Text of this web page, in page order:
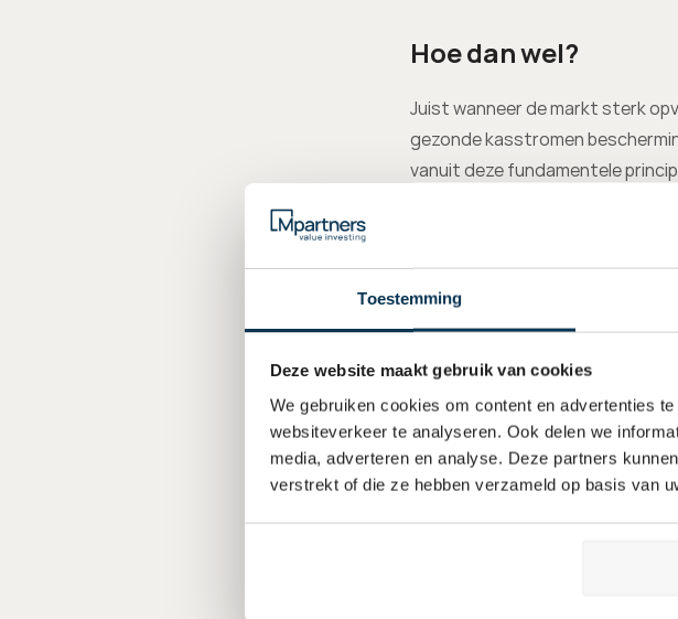
Toestemming
Deze website maakt gebruik van cookies
We gebruiken cookies om content en advertenties
websiteverkeer te analyseren. Ook delen we
media, adverteren en analyse. Deze partners
verstrekt of die ze hebben verzameld op basis van
Hoe dan wel?
Juist wanneer de markt sterk
gezonde kasstromen
vanuit deze fundamentele
Technologie blijft een
cruciaal het verschil te zien
waardecreatie. Niet elk
kasstromen bepalen wie op de
verstandig te beleggen in
financiële fundamenten. Dit
innovatie, zonder de risico’s van